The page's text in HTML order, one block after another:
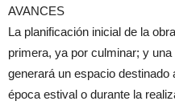
AVANCES
La planificación inicial de la
primera, ya por culminar; y
generará un espacio
época estival o durante la